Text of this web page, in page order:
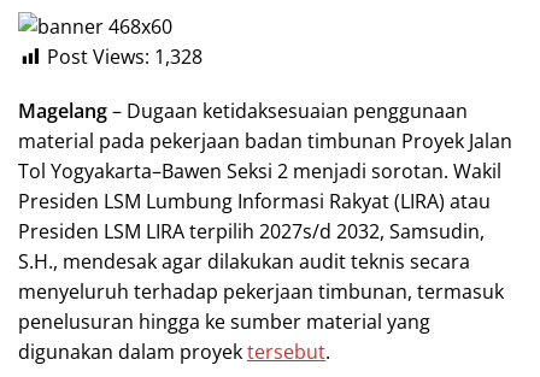
Post Views: 1,328
Magelang– Dugaan ketidaksesuaian penggunaan
material pada pekerjaan badan timbunan Proyek Jalan
Tol Yogyakarta–Bawen Seksi 2 menjadi sorotan. Wakil
Presiden LSM Lumbung Informasi Rakyat (LIRA) atau
Presiden LSM LIRA terpilih 2027s/d 2032, Samsudin,
S.H., mendesak agar dilakukan audit teknis secara
menyeluruh terhadap pekerjaan timbunan, termasuk
penelusuran hingga ke sumber material yang
digunakan dalam proyektersebut.